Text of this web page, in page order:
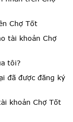
Chợ Tốt
tài khoản Chợ
tôi?
đã được đăng ký
khoản Chợ Tốt